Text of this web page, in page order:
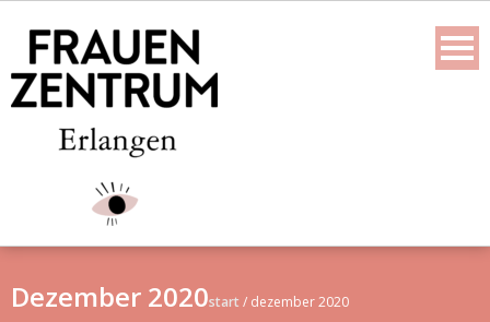
content
Dezember 2020start / dezember 2020